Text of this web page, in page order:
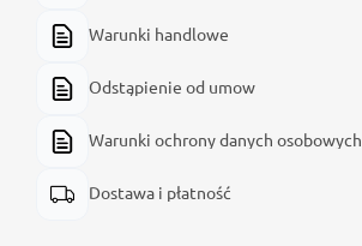
Warunki handlowe
Odstąpienie od umow
Warunki ochrony danych osobowych
Dostawa i płatność